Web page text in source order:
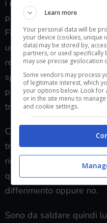
i ricavi siano in linea con i
prefissati dal Ministero
Finanze e si partecipi a
un’associazione che
redditi per una forma di
spostamento in avanti di
permette di certo di fare i
tranquillità.
C’è però da
tratta di un differimento
riguarda solo alcune
quindi esaminate per
differimento oppure no.
Sono da saldare quindi
Learn more
Your personal data will be
your device (cookies, unique
data) may be stored by,
partners, or used specifically
may use precise geolocation
Some vendors may process
of legitimate interest, which
your options below. Look for
or in the site menu to
and cookie settings.